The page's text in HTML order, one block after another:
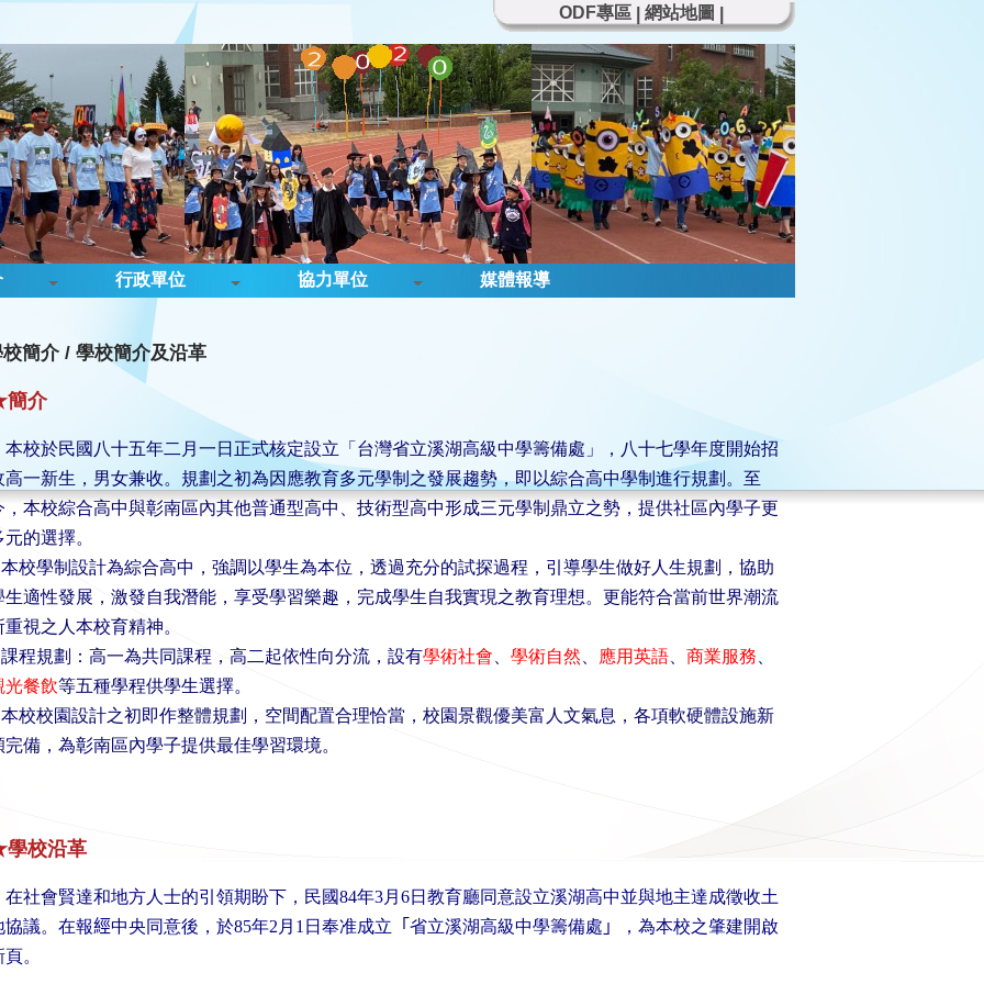
ODF專區 網站地圖
行政單位 協力單位 媒體報導
簡介/ 學校簡介及沿革
介
本校於民國八十五年二月一日正式核定設立「台灣省立溪湖高級中學籌備處」，八十七學年度開始招
高一新生，男女兼收。規劃之初為因應教育多元學制之發展趨勢，即以綜合高中學制進行規劃。至
，本校綜合高中與彰南區內其他普通型高中、技術型高中形成三元學制鼎立之勢，提供社區內學子更
元的選擇。
校學制設計為綜合高中，強調以學生為本位，透過充分的試探過程，引導學生做好人生規劃，協助
生適性發展，激發自我潛能，享受學習樂趣，完成學生自我實現之教育理想。更能符合當前世界潮流
重視之人本校育精神。
程規劃：高一為共同課程，高二起依性向分流，設有學術社會 學術自然 應用英語 商業服務
光餐飲等五種學程供學生選擇。
校校園設計之初即作整體規劃，空間配置合理恰當，校園景觀優美富人文氣息，各項軟硬體設施新
完備，為彰南區內學子提供最佳學習環境。
校沿革
社會賢達和地方人士的引領期盼下，民國84年3月 6日教育廳同意設立溪湖高中並與地主達成徵收土
協議。在報經中央同意後，於85年2 月 1 日奉准成立 「 省立溪湖高級中學籌備處 」
，為本校之肇建開啟
。